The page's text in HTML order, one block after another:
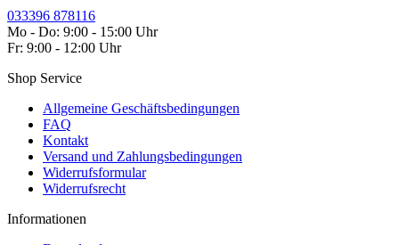
033396 878116
Mo - Do: 9:00 - 15:00 Uhr
Fr: 9:00 - 12:00 Uhr
Shop Service
Allgemeine Geschäftsbedingungen
FAQ
Kontakt
Versand und Zahlungsbedingungen
Widerrufsformular
Widerrufsrecht
Informationen